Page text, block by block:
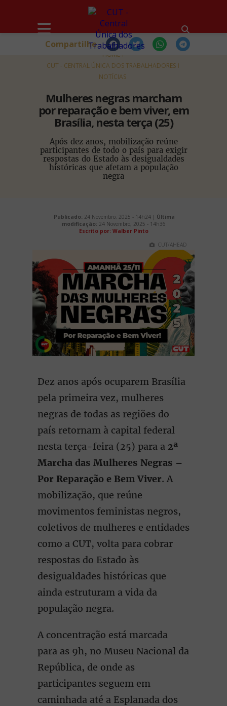
HOME
CUT - CENTRAL ÚNICA DOS TRABALHADORES
NOTÍCIAS
Mulheres negras marcham
por reparação e bem viver, em
Brasília, nesta terça (25)
Após dez anos, mobilização reúne
participantes de todo o país para exigir
respostas do Estado às desigualdades
históricas que afetam a população
negra
Compartilhe
Publicado: 24 Novembro, 2025 - 14h24 | Última
modificação: 24 Novembro, 2025 - 14h36
Escrito por: Walber Pinto
CUT/AHEAD
Dez anos após ocuparem Brasília
pela primeira vez, mulheres
negras de todas as regiões do
país retornam à capital federal
nesta terça-feira (25) para a 2ª
Marcha das Mulheres Negras –
Por Reparação e Bem Viver. A
mobilização, que reúne
movimentos feministas negros,
coletivos de mulheres e entidades
como a CUT, volta para cobrar
respostas do Estado às
desigualdades históricas que
ainda estruturam a vida da
população negra.
A concentração está marcada
para as 9h, no Museu Nacional da
República, de onde as
participantes seguem em
caminhada até a Esplanada dos